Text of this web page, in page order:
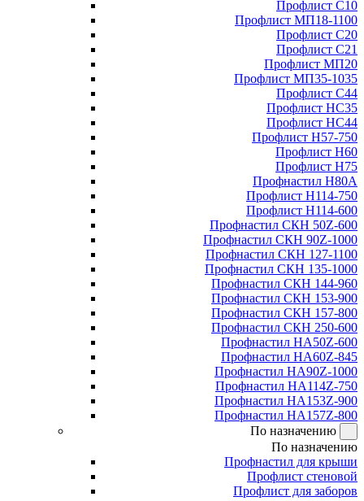
Профлист С10
Профлист МП18-1100
Профлист С20
Профлист С21
Профлист МП20
Профлист МП35-1035
Профлист С44
Профлист НС35
Профлист НС44
Профлист Н57-750
Профлист Н60
Профлист Н75
Профнастил Н80А
Профлист Н114-750
Профлист Н114-600
Профнастил СКН 50Z-600
Профнастил СКН 90Z-1000
Профнастил СКН 127-1100
Профнастил СКН 135-1000
Профнастил СКН 144-960
Профнастил СКН 153-900
Профнастил СКН 157-800
Профнастил СКН 250-600
Профнастил НА50Z-600
Профнастил НА60Z-845
Профнастил НА90Z-1000
Профнастил НА114Z-750
Профнастил НА153Z-900
Профнастил НА157Z-800
По назначению
По назначению
Профнастил для крыши
Профлист стеновой
Профлист для заборов